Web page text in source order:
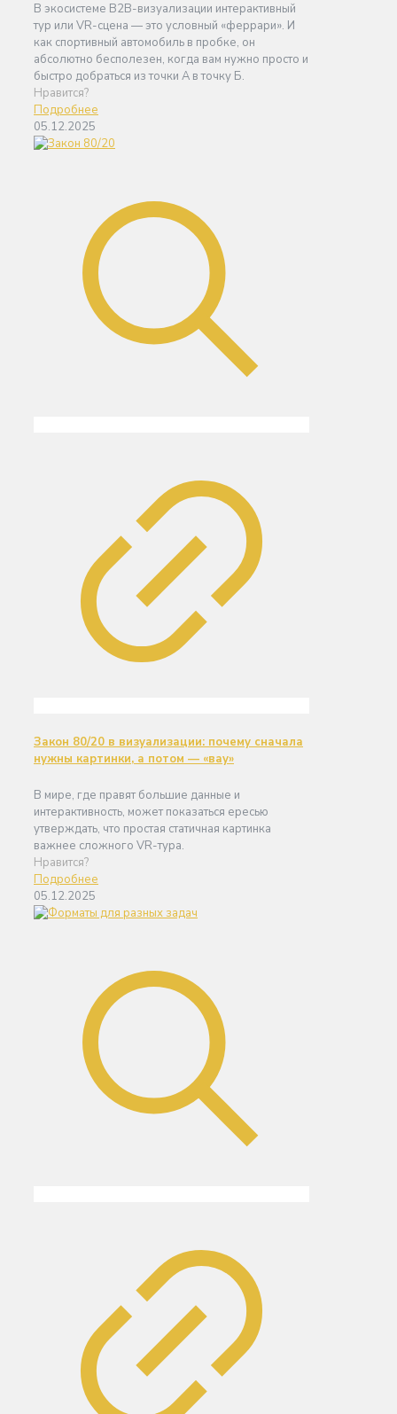
В экосистеме B2B-визуализации интерактивный
тур или VR-сцена — это условный «феррари». И
как спортивный автомобиль в пробке, он
абсолютно бесполезен, когда вам нужно просто и
быстро добраться из точки А в точку Б.
Нравится?
Подробнее
05.12.2025
Закон 80/20 в визуализации: почему сначала
нужны картинки, а потом — «вау»
В мире, где правят большие данные и
интерактивность, может показаться ересью
утверждать, что простая статичная картинка
важнее сложного VR-тура.
Нравится?
Подробнее
05.12.2025